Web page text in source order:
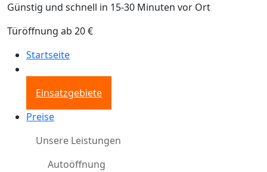
Günstig und schnell in 15-30 Minuten vor Ort
Türöffnung ab 20 €
Startseite
Einsatzgebiete
Preise
Unsere Leistungen
Autoöffnung